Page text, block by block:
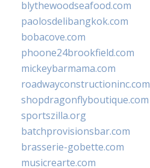
blythewoodseafood.com
paolosdelibangkok.com
bobacove.com
phoone24brookfield.com
mickeybarmama.com
roadwayconstructioninc.com
shopdragonflyboutique.com
sportszilla.org
batchprovisionsbar.com
brasserie-gobette.com
musicrearte.com